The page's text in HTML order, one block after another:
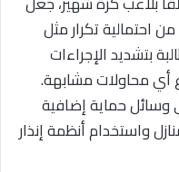
من احتمالية تكرار مثل
بتشديد الإجراءات
أي محاولات مشابهة.
وسائل حماية إضافية
واستخدام أنظمة إنذار